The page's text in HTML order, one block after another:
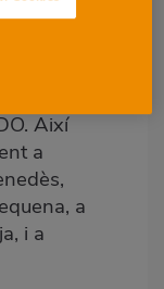
com és
va crear
Així
a
a
i a